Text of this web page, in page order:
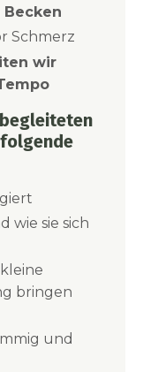
Schmerz
wir
wie sie sich
bringen
und